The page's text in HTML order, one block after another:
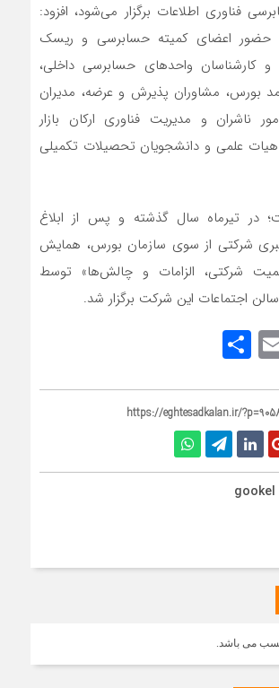
فناوری اطلاعات برگزار می‌شود، افزود:
حضور اعضای کمیته حسابرسی و ریسک
و کارشناسان واحدهای حسابرسی داخلی،
بورس، مشاوران پذیرش و عرضه، مدیران
ناشران و مدیریت فناوری ارکان بازار
هیات علمی و دانشجویان تحصیلات تکمیلی
در تیرماه سال گذشته و پس از ابلاغ
شرکتی از سوی سازمان بورس، همایش
شرکتی، الزامات و چالش‌ها» توسط
اجتماعات این شرکت برگزار شد.
Email
https://eghtesadkalan.ir/
gookel
می باشد.